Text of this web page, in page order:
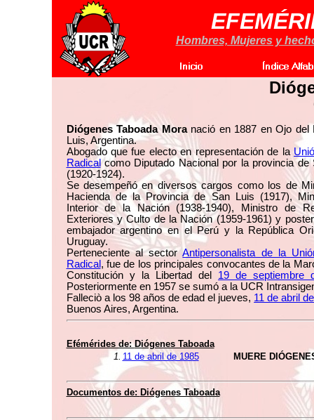
Hombres, Mujeres y
Diógenes Taboada Mora nació en 1887 en Ojo del
Luis, Argentina.
Abogado que fue electo en representación de la
Radicalcomo Diputado Nacional por la provincia de
(1920-1924).
Se desempeñó en diversos cargos como los de
Hacienda de la Provincia de San Luis (1917),
Interior de la Nación (1938-1940), Ministro de
Exteriores y Culto de la Nación (1959-1961) y
embajador argentino en el Perú y la República
Uruguay.
Perteneciente al sectorAntipersonalista de la
Radical , fue de los principales convocantes de la
Constitución y la Libertad del 19 de septiembre
Posteriormente en 1957 se sumó a la UCR
Falleciò a los 98 años de edad el jueves, 11 de abril
Buenos Aires, Argentina.
Efémérides de:Diógenes Taboada
1. 11 de abril de 1985 MUERE
Documentos de: Diógenes Taboada